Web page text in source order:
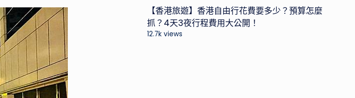
【香港旅遊】香港自由行花費要多少？預算怎麼
抓？4天3夜行程費用大公開！
12.7k views